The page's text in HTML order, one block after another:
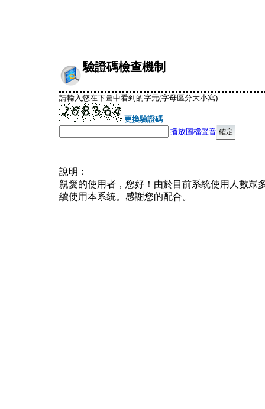
驗證碼檢查機制
請輸入您在下圖中看到的字元(字母區分大小寫)
更換驗證碼
播放圖檔聲音
說明︰
親愛的使用者，您好！由於目前系統使用人數眾
續使用本系統。感謝您的配合。